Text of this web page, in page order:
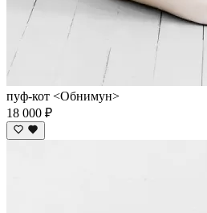
пуф-кот <Обнимун>
18 000 ₽